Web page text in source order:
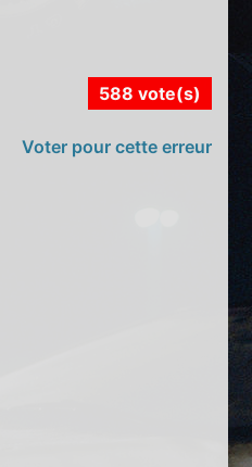
588 vote(s)
Voter pour cette erreur